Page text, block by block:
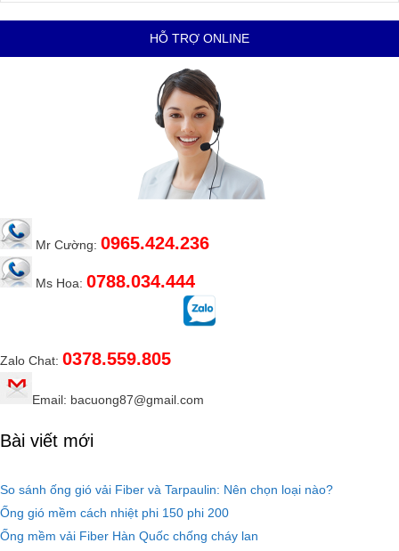
HỖ TRỢ ONLINE
Mr Cường: 0965.424.236
Ms Hoa: 0788.034.444
Zalo Chat: 0378.559.805
Email: bacuong87@gmail.com
Bài viết mới
So sánh ống gió vải Fiber và Tarpaulin: Nên chọn loại nào?
Ống gió mềm cách nhiệt phi 150 phi 200
Ống mềm vải Fiber Hàn Quốc chống cháy lan